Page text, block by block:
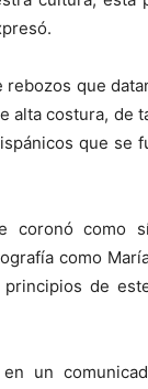
que
alta costura, de
que se
coronó como
como
de
un